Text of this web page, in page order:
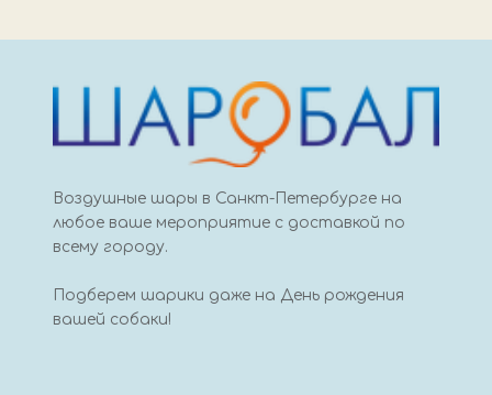
Воздушные шары в Санкт-Петербурге на
любое ваше мероприятие с доставкой по
всему городу.
Подберем шарики даже на День рождения
вашей собаки!